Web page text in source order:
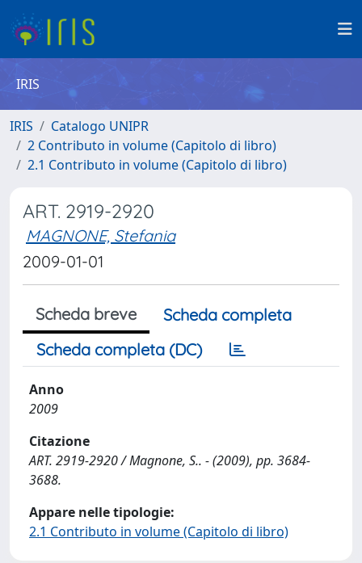
IRIS
IRIS
Catalogo UNIPR
2 Contributo in volume (Capitolo di libro)
2.1 Contributo in volume (Capitolo di libro)
ART. 2919-2920
MAGNONE, Stefania
2009-01-01
Scheda breve
Scheda completa
Scheda completa (DC)
Anno
2009
Citazione
ART. 2919-2920 / Magnone, S.. - (2009), pp. 3684-
3688.
Appare nelle tipologie:
2.1 Contributo in volume (Capitolo di libro)